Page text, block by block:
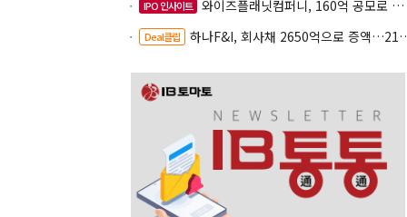
IPO 인사이트 와이즈플래닛컴퍼니, 160억 공모로 글로벌 확장
Deal클립 하나F&I, 회사채 2650억으로 증액…2150억은 차환